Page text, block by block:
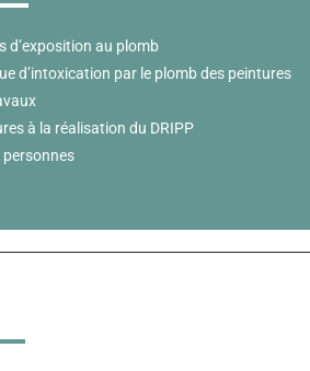
d’exposition au plomb
d’intoxication par le plomb des peintures
à la réalisation du DRIPP
personnes